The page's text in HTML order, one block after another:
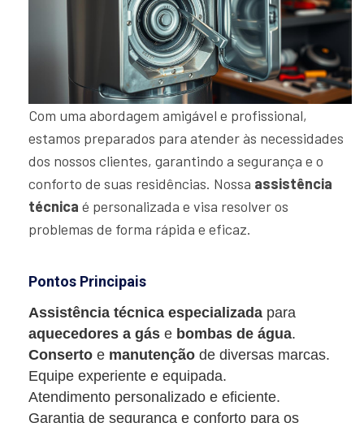
Com uma abordagem amigável e profissional,
estamos preparados para atender às necessidades
dos nossos clientes, garantindo a segurança e o
conforto de suas residências. Nossa assistência
técnica é personalizada e visa resolver os
problemas de forma rápida e eficaz.
Pontos Principais
Assistência técnica especializada para
aquecedores a gás e bombas de água.
Conserto e manutenção de diversas marcas.
Equipe experiente e equipada.
Atendimento personalizado e eficiente.
Garantia de segurança e conforto para os